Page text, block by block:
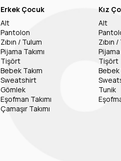
Erkek Çocuk
Alt
Pantolon
Zıbın / Tulum
Pijama Takımı
Tişört
Bebek Takım
Sweatshirt
Gömlek
Eşofman Takımı
Çamaşır Takımı
Kız
Alt
Zıbın
Pijama
Tişört
Bebek
Tunik